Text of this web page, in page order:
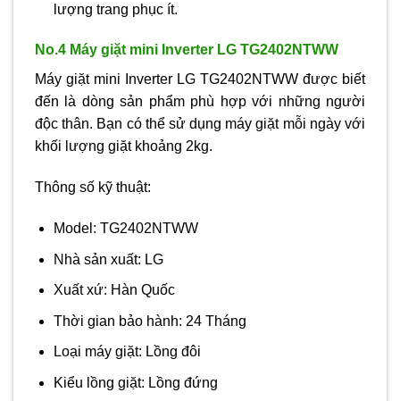
lượng trang phục ít.
No.4 Máy giặt mini Inverter LG TG2402NTWW
Máy giặt mini Inverter LG TG2402NTWW được biết
đến là dòng sản phẩm phù hợp với những người
độc thân. Bạn có thể sử dụng máy giặt mỗi ngày với
khối lượng giặt khoảng 2kg.
Thông số kỹ thuật:
Model: TG2402NTWW
Nhà sản xuất: LG
Xuất xứ: Hàn Quốc
Thời gian bảo hành: 24 Tháng
Loại máy giặt: Lồng đôi
Kiểu lồng giặt: Lồng đứng